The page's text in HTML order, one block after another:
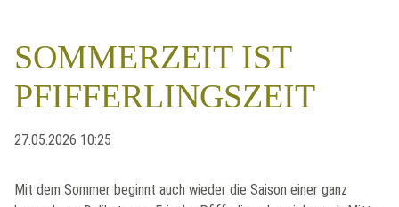
SOMMERZEIT IST
PFIFFERLINGSZEIT
27.05.2026 10:25
Mit dem Sommer beginnt auch wieder die Saison einer ganz